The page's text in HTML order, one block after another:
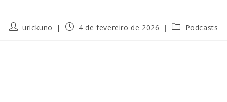
urickuno 4 de fevereiro de 2026 Podcasts